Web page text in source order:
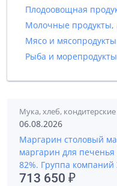
Плодоовощная
Молочные
Мясо и мясопродукты
Рыба и морепродукты
Мука, хлеб,
06.08.2026
Маргарин столовый
маргарин для
82%. Группа
713 650 ₽